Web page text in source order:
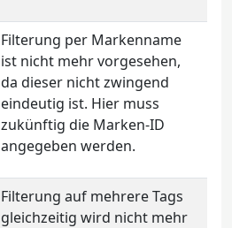
Filterung per Markenname
ist nicht mehr vorgesehen,
da dieser nicht zwingend
eindeutig ist. Hier muss
zukünftig die Marken-ID
angegeben werden.
Filterung auf mehrere Tags
gleichzeitig wird nicht mehr